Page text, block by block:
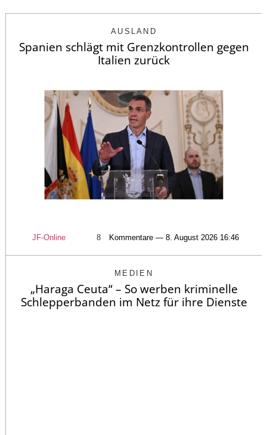
AUSLAND
Spanien schlägt mit Grenzkontrollen gegen
Italien zurück
JF-Online 8 Kommentare — 8. August 2026 16:46
MEDIEN
„Haraga Ceuta“ – So werben kriminelle
Schlepperbanden im Netz für ihre Dienste